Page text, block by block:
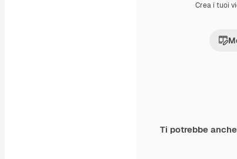
Crea i tuoi
Ti potrebbe